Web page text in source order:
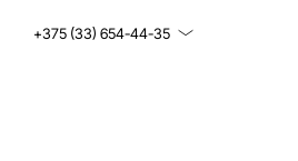
+375 (33) 654-44-35